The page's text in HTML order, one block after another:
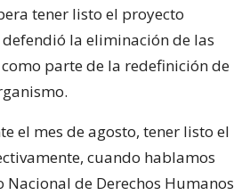
tener listo el proyecto
la eliminación de las
parte de la redefinición de
el mes de agosto, tener listo el
cuando hablamos
de Derechos Humanos